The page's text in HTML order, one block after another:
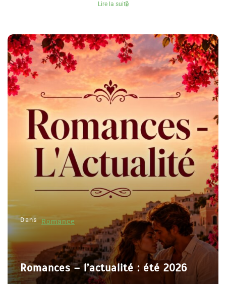
Lire la suite
Dans Romance
Romances – l’actualité : été 2026